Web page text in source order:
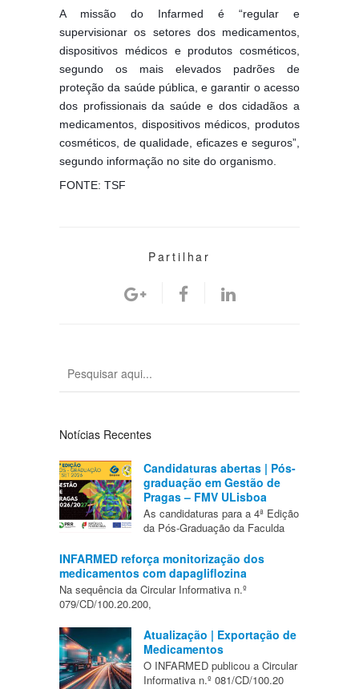
A missão do Infarmed é “regular e
supervisionar os setores dos medicamentos,
dispositivos médicos e produtos cosméticos,
segundo os mais elevados padrões de
proteção da saúde pública, e garantir o acesso
dos profissionais da saúde e dos cidadãos a
medicamentos, dispositivos médicos, produtos
cosméticos, de qualidade, eficazes e seguros”,
segundo informação no site do organismo.
FONTE: TSF
Partilhar
Notícias Recentes
Candidaturas abertas | Pós-
graduação em Gestão de
Pragas – FMV ULisboa
As candidaturas para a 4ª Edição
da Pós-Graduação da Faculda
INFARMED reforça monitorização dos
medicamentos com dapagliflozina
Na sequência da Circular Informativa n.º
079/CD/100.20.200,
Atualização | Exportação de
Medicamentos
O INFARMED publicou a Circular
Informativa n.º 081/CD/100.20